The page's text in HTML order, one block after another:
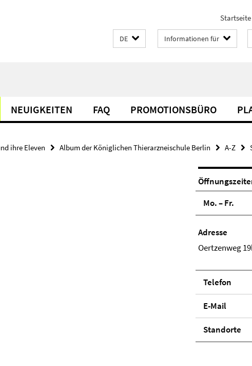
Startseite
DE Informationen für
NEUIGKEITEN FAQ PROMOTIONSBÜRO
ihre Eleven Album der Königlichen Thierarzneischule Berlin A-Z
Mo. – Fr.
Adresse
Oertzenweg
Telefon
E-Mail
Stand­orte